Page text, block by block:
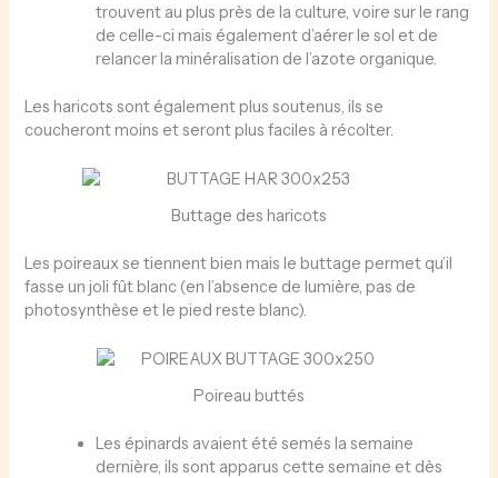
trouvent au plus près de la culture, voire sur le rang
de celle-ci mais également d’aérer le sol et de
relancer la minéralisation de l’azote organique.
Les haricots sont également plus soutenus, ils se
coucheront moins et seront plus faciles à récolter.
Buttage des haricots
Les poireaux se tiennent bien mais le buttage permet qu’il
fasse un joli fût blanc (en l’absence de lumière, pas de
photosynthèse et le pied reste blanc).
Poireau buttés
Les épinards avaient été semés la semaine
dernière, ils sont apparus cette semaine et dès